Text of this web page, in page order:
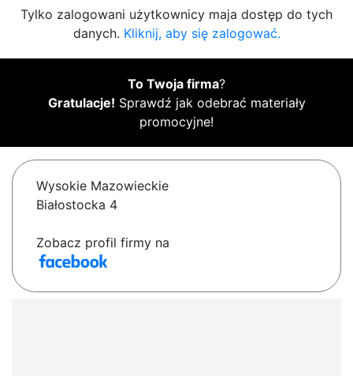
Tylko zalogowani użytkownicy maja dostęp do tych
danych. Kliknij, aby się zalogować.
To Twoja firma?
Gratulacje! Sprawdź jak odebrać materiały
promocyjne!
Wysokie Mazowieckie
Białostocka 4
Zobacz profil firmy na